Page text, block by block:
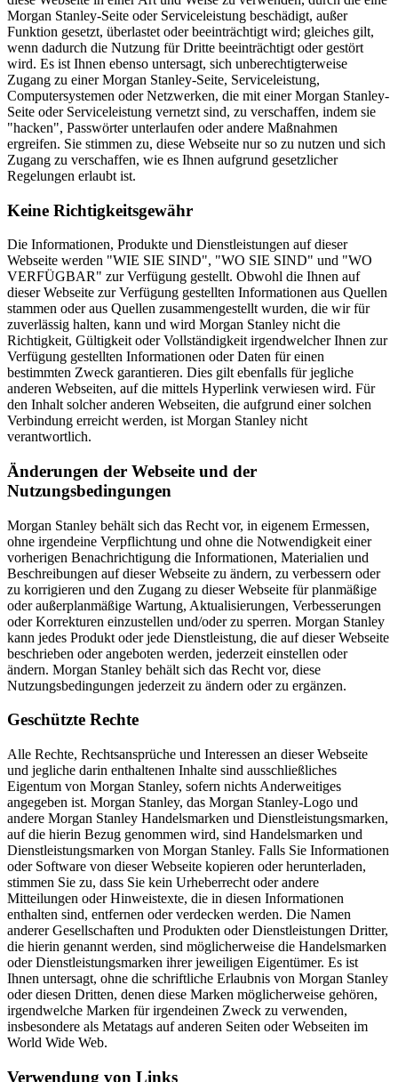
Morgan Stanley-Seite oder Serviceleistung beschädigt, außer
Funktion gesetzt, überlastet oder beeinträchtigt wird; gleiches gilt,
wenn dadurch die Nutzung für Dritte beeinträchtigt oder gestört
wird. Es ist Ihnen ebenso untersagt, sich unberechtigterweise
Zugang zu einer Morgan Stanley-Seite, Serviceleistung,
Computersystemen oder Netzwerken, die mit einer Morgan Stanley-
Seite oder Serviceleistung vernetzt sind, zu verschaffen, indem sie
"hacken", Passwörter unterlaufen oder andere Maßnahmen
ergreifen. Sie stimmen zu, diese Webseite nur so zu nutzen und sich
Zugang zu verschaffen, wie es Ihnen aufgrund gesetzlicher
Regelungen erlaubt ist.
Keine Richtigkeitsgewähr
Die Informationen, Produkte und Dienstleistungen auf dieser
Webseite werden "WIE SIE SIND", "WO SIE SIND" und "WO
VERFÜGBAR" zur Verfügung gestellt. Obwohl die Ihnen auf
dieser Webseite zur Verfügung gestellten Informationen aus Quellen
stammen oder aus Quellen zusammengestellt wurden, die wir für
zuverlässig halten, kann und wird Morgan Stanley nicht die
Richtigkeit, Gültigkeit oder Vollständigkeit irgendwelcher Ihnen zur
Verfügung gestellten Informationen oder Daten für einen
bestimmten Zweck garantieren. Dies gilt ebenfalls für jegliche
anderen Webseiten, auf die mittels Hyperlink verwiesen wird. Für
den Inhalt solcher anderen Webseiten, die aufgrund einer solchen
Verbindung erreicht werden, ist Morgan Stanley nicht
verantwortlich.
Änderungen der Webseite und der
Nutzungsbedingungen
Morgan Stanley behält sich das Recht vor, in eigenem Ermessen,
ohne irgendeine Verpflichtung und ohne die Notwendigkeit einer
vorherigen Benachrichtigung die Informationen, Materialien und
Beschreibungen auf dieser Webseite zu ändern, zu verbessern oder
zu korrigieren und den Zugang zu dieser Webseite für planmäßige
oder außerplanmäßige Wartung, Aktualisierungen, Verbesserungen
oder Korrekturen einzustellen und/oder zu sperren. Morgan Stanley
kann jedes Produkt oder jede Dienstleistung, die auf dieser Webseite
beschrieben oder angeboten werden, jederzeit einstellen oder
ändern. Morgan Stanley behält sich das Recht vor, diese
Nutzungsbedingungen jederzeit zu ändern oder zu ergänzen.
Geschützte Rechte
Alle Rechte, Rechtsansprüche und Interessen an dieser Webseite
und jegliche darin enthaltenen Inhalte sind ausschließliches
Eigentum von Morgan Stanley, sofern nichts Anderweitiges
angegeben ist. Morgan Stanley, das Morgan Stanley-Logo und
andere Morgan Stanley Handelsmarken und Dienstleistungsmarken,
auf die hierin Bezug genommen wird, sind Handelsmarken und
Dienstleistungsmarken von Morgan Stanley. Falls Sie Informationen
oder Software von dieser Webseite kopieren oder herunterladen,
stimmen Sie zu, dass Sie kein Urheberrecht oder andere
Mitteilungen oder Hinweistexte, die in diesen Informationen
enthalten sind, entfernen oder verdecken werden. Die Namen
anderer Gesellschaften und Produkten oder Dienstleistungen Dritter,
die hierin genannt werden, sind möglicherweise die Handelsmarken
oder Dienstleistungsmarken ihrer jeweiligen Eigentümer. Es ist
Ihnen untersagt, ohne die schriftliche Erlaubnis von Morgan Stanley
oder diesen Dritten, denen diese Marken möglicherweise gehören,
irgendwelche Marken für irgendeinen Zweck zu verwenden,
insbesondere als Metatags auf anderen Seiten oder Webseiten im
World Wide Web.
Verwendung von Links